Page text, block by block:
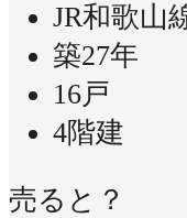
JR和歌山
築27年
16戸
4階建
売ると？